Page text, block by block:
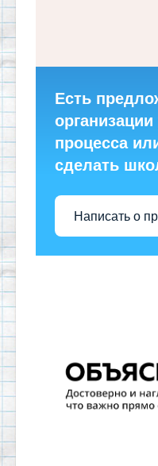
Есть
организации
процесса
сделать
Написать о